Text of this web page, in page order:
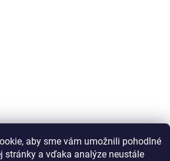
aby sme vám umožnili pohodlné
stránky a vďaka analýze neustále